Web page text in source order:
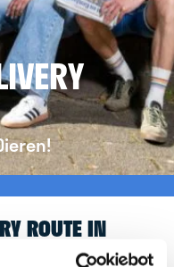
ROUTE IN